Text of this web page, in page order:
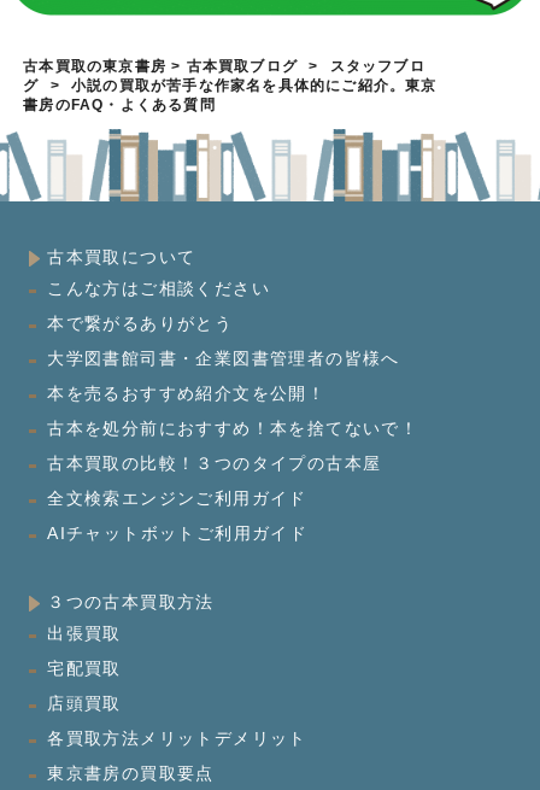
古本買取の東京書房 > 古本買取ブログ >
スタッフブロ
グ
>
小説の買取が苦手な作家名を具体的にご紹介。東京
書房のFAQ・よくある質問
古本買取について
こんな方はご相談ください
本で繋がるありがとう
大学図書館司書・企業図書管理者の皆様へ
本を売るおすすめ紹介文を公開！
古本を処分前におすすめ！本を捨てないで！
古本買取の比較！３つのタイプの古本屋
全文検索エンジンご利用ガイド
AIチャットボットご利用ガイド
３つの古本買取方法
出張買取
宅配買取
店頭買取
各買取方法メリットデメリット
東京書房の買取要点